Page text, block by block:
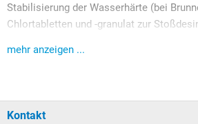
Stabilisierung der Wasserhärte (bei
Chlortabletten und -granulat zur
Pool-Wassertester und Nachfüllungen
Abweichungen reagieren zu können. In
Sie neben Pooltester auch
mehr anzeigen ...
Kontakt